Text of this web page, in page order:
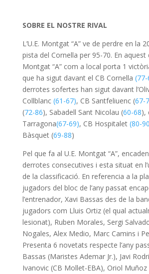
SOBRE EL NOSTRE RIVAL
L’U.E. Montgat “A” ve de perdre en la
pista del Cornella per 95-70. En aquest
Montgat “A” com a local porta 1
que ha sigut davant el CB Cornella
derrotes sofertes han sigut davant
Collblanc(61-67), CB Santfeliuenc (67-
(72-86), Sabadell Sant Nicolau (60-68),
Tarragona(67-69), CB Hospitalet (80-
Bàsquet (69-88)
Pel que fa al U.E. Montgat “A”,
derrotes consecutives i esta situat en
de la classificació. En referencia a la
jugadors del bloc de l’any passat
l’entrenador, Xavi Bassas des de la
jugadors com Lluis Ortiz (el qual
lesionat), Ruben Morales, Sergi
Nogales, Alex Medio, Marc Camins i
Presenta 6 novetats respecte l’any
Bassas (Maristes Ademar Jr.), Javi
Ivanovic (CB Mollet-EBA), Oriol Muñoz